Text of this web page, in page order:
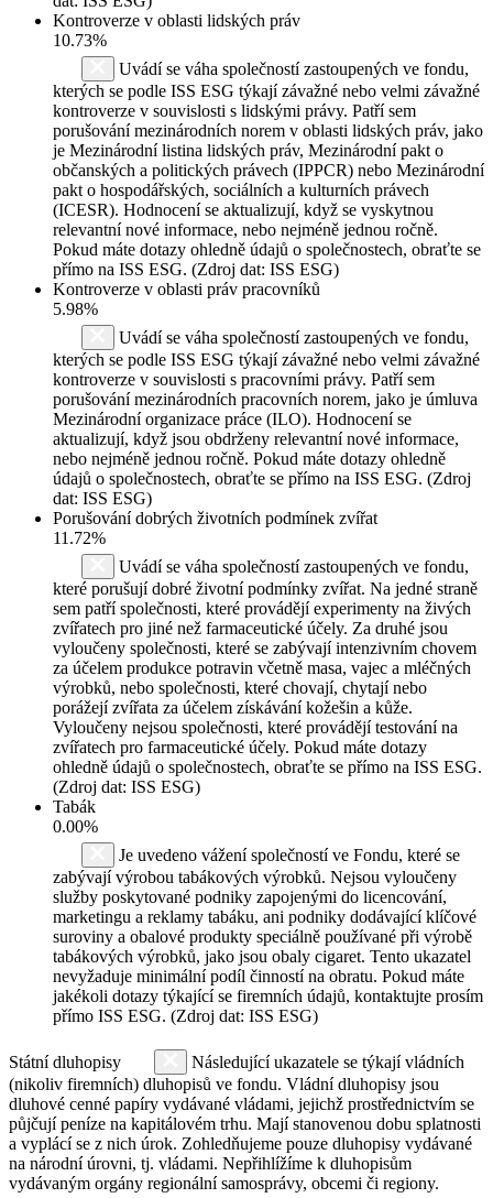
Kontroverze v oblasti lidských práv
10.73%
Uvádí se váha společností zastoupených ve fondu,
kterých se podle ISS ESG týkají závažné nebo velmi závažné
kontroverze v souvislosti s lidskými právy. Patří sem
porušování mezinárodních norem v oblasti lidských práv, jako
je Mezinárodní listina lidských práv, Mezinárodní pakt o
občanských a politických právech (IPPCR) nebo Mezinárodní
pakt o hospodářských, sociálních a kulturních právech
(ICESR). Hodnocení se aktualizují, když se vyskytnou
relevantní nové informace, nebo nejméně jednou ročně.
Pokud máte dotazy ohledně údajů o společnostech, obraťte se
přímo na ISS ESG. (Zdroj dat: ISS ESG)
Kontroverze v oblasti práv pracovníků
5.98%
Uvádí se váha společností zastoupených ve fondu,
kterých se podle ISS ESG týkají závažné nebo velmi závažné
kontroverze v souvislosti s pracovními právy. Patří sem
porušování mezinárodních pracovních norem, jako je úmluva
Mezinárodní organizace práce (ILO). Hodnocení se
aktualizují, když jsou obdrženy relevantní nové informace,
nebo nejméně jednou ročně. Pokud máte dotazy ohledně
údajů o společnostech, obraťte se přímo na ISS ESG. (Zdroj
dat: ISS ESG)
Porušování dobrých životních podmínek zvířat
11.72%
Uvádí se váha společností zastoupených ve fondu,
které porušují dobré životní podmínky zvířat. Na jedné straně
sem patří společnosti, které provádějí experimenty na živých
zvířatech pro jiné než farmaceutické účely. Za druhé jsou
vyloučeny společnosti, které se zabývají intenzivním chovem
za účelem produkce potravin včetně masa, vajec a mléčných
výrobků, nebo společnosti, které chovají, chytají nebo
porážejí zvířata za účelem získávání kožešin a kůže.
Vyloučeny nejsou společnosti, které provádějí testování na
zvířatech pro farmaceutické účely. Pokud máte dotazy
ohledně údajů o společnostech, obraťte se přímo na ISS ESG.
(Zdroj dat: ISS ESG)
Tabák
0.00%
Je uvedeno vážení společností ve Fondu, které se
zabývají výrobou tabákových výrobků. Nejsou vyloučeny
služby poskytované podniky zapojenými do licencování,
marketingu a reklamy tabáku, ani podniky dodávající klíčové
suroviny a obalové produkty speciálně používané při výrobě
tabákových výrobků, jako jsou obaly cigaret. Tento ukazatel
nevyžaduje minimální podíl činností na obratu. Pokud máte
jakékoli dotazy týkající se firemních údajů, kontaktujte prosím
přímo ISS ESG. (Zdroj dat: ISS ESG)
Státní dluhopisy
Následující ukazatele se týkají vládních
(nikoliv firemních) dluhopisů ve fondu. Vládní dluhopisy jsou
dluhové cenné papíry vydávané vládami, jejichž prostřednictvím se
půjčují peníze na kapitálovém trhu. Mají stanovenou dobu splatnosti
a vyplácí se z nich úrok. Zohledňujeme pouze dluhopisy vydávané
na národní úrovni, tj. vládami. Nepřihlížíme k dluhopisům
vydávaným orgány regionální samosprávy, obcemi či regiony.